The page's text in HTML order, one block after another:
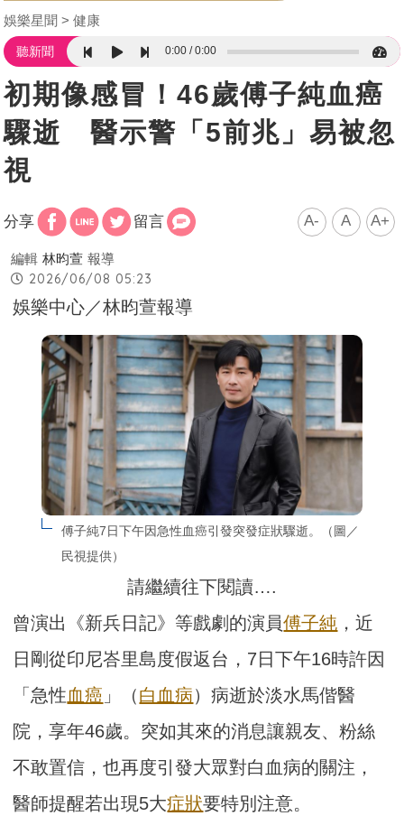
娛樂星聞 健康
聽新聞 0:00 0:00
初期像感冒！46歲傅子純血癌
驟逝 醫示警「5前兆」易被忽
視
分享 留言 A- A A+
編輯 林昀萱 報導
2026/06/08 05:23
娛樂中心／林昀萱報導
傅子純7日下午因急性血癌引發突發症狀驟逝。（圖／
民視提供）
請繼續往下閱讀….
曾演出《新兵日記》等戲劇的演員傅子純 ，近
日剛從印尼峇里島度假返台，7日下午16時許因
「急性血癌 」（白血病）病逝於淡水馬偕醫
院，享年46歲。突如其來的消息讓親友、粉絲
不敢置信，也再度引發大眾對白血病的關注，
醫師提醒若出現5大症狀要特別注意。